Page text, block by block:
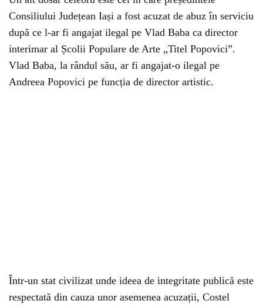
Consiliului Județean Iași a fost acuzat de abuz în serviciu
după ce l-ar fi angajat ilegal pe Vlad Baba ca director
interimar al Școlii Populare de Arte „Titel Popovici”.
Vlad Baba, la rândul său, ar fi angajat-o ilegal pe
Andreea Popovici pe funcția de director artistic.
Într-un stat civilizat unde ideea de integritate publică este
respectată din cauza unor asemenea acuzații, Costel